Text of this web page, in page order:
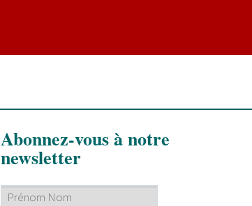
Abonnez-vous à notre
newsletter